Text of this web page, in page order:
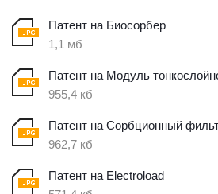
Патент на Биосорбер
1,1 мб
Патент на Модуль
955,4 кб
Патент на Сорбционный
962,7 кб
Патент на Electroload